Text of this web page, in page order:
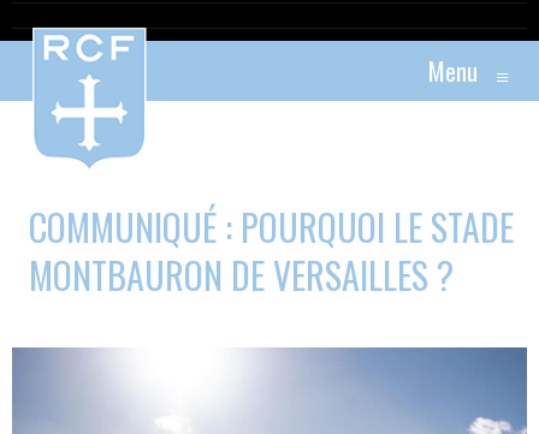
Menu ≡
COMMUNIQUÉ : POURQUOI LE STADE
MONTBAURON DE VERSAILLES ?